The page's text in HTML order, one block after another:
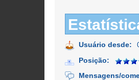
Usuário desde:
Posição:
Mensagens/